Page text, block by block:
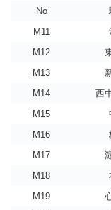
No
M11
M12
M13
M14
西
M15
M16
M17
M18
M19